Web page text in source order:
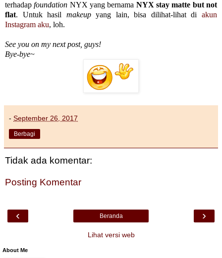
terhadapfoundation NYX yang bernama NYX stay matte but not
flat. Untuk hasil makeupyang lain, bisa dilihat-lihat diakun
Instagram aku, loh.
See you on my next post, guys!
Bye-bye~
- September 26, 2017
Berbagi
Tidak ada komentar:
Posting Komentar
‹ ›
Beranda
Lihat versi web
About Me